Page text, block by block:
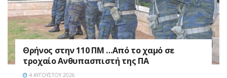
Θρήνος στην 110 ΠΜ …Από το χαμό σε
τροχαίο Ανθυπασπιστή της ΠΑ
4 ΑΥΓΟΎΣΤΟΥ 2026